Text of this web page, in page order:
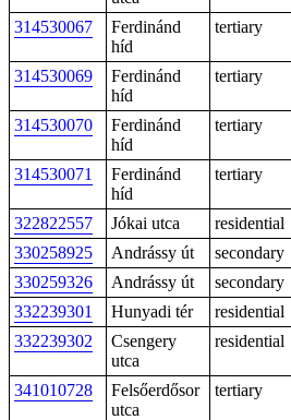
314530067
Ferdinánd
híd
tertiary
314530069
Ferdinánd
híd
tertiary
314530070
Ferdinánd
híd
tertiary
314530071
Ferdinánd
híd
tertiary
322822557 Jókai utca residential
330258925
Andrássy út secondary
330259326
Andrássy út secondary
332239301
Hunyadi tér residential
332239302
Csengery
utca
residential
341010728
Felsőerdősor
utca
tertiary